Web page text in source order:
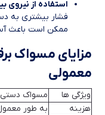
استفاده از نیروی
فشار بیشتری به
ممکن است باعث
مزایای مسواک
معمولی
ویژگی ها مسواک دستی
هزینه
به طور معمول $